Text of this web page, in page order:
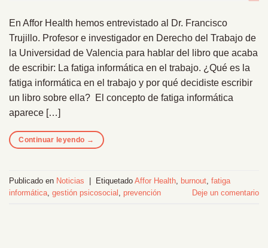
En Affor Health hemos entrevistado al Dr. Francisco
Trujillo. Profesor e investigador en Derecho del Trabajo de
la Universidad de Valencia para hablar del libro que acaba
de escribir: La fatiga informática en el trabajo. ¿Qué es la
fatiga informática en el trabajo y por qué decidiste escribir
un libro sobre ella? El concepto de fatiga informática
aparece […]
Continuar leyendo →
Publicado en Noticias | Etiquetado Affor Health burnout fatiga
informática gestión psicosocial prevención Deje un comentario